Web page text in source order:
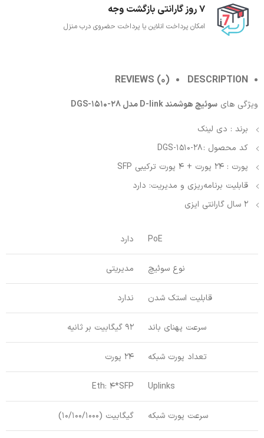
7 روز گارانتی بازگشت وجه
امکان پرداخت انلاین یا پرداخت حضروی درب منزل
DESCRIPTION
REVIEWS (0)
ویژگی های سوئیچ هوشمند D-link مدل DGS-1510-28
برند : دی لینک
کد محصول : DGS-1510-28
پورت : 24 پورت + 4 پورت ترکیبی SFP
قابلیت برنامه‌ریزی و مدیریت: دارد
2 سال گارانتی ایزی
PoE دارد
نوع سوئیچ مدیریتی
قابلیت استک شدن ندارد
سرعت پهنای باند 92 گیگابیت بر ثانیه
تعداد پورت شبکه 24 پورت
Uplinks
Eth: 4*SFP
سرعت پورت شبکه گیگابیت (10/100/1000)